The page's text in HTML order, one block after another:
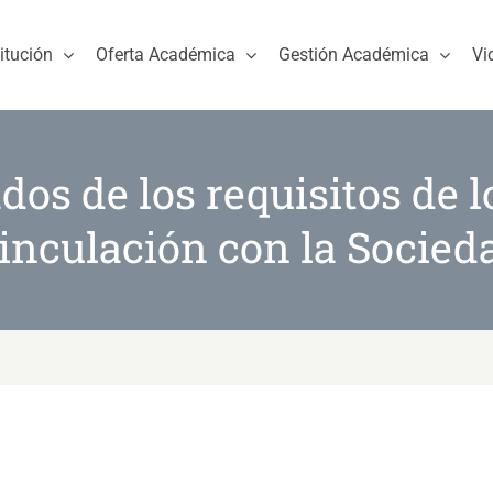
Oferta Académica Gestión Académica
de los requisitos de
con la